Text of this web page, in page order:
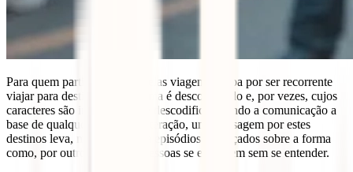
Para quem partilha o gosto pelas viagens, acaba por ser recorrente
viajar para destinos cujo idioma é desconhecido e, por vezes, cujos
caracteres são impossíveis de descodificar. Sendo a comunicação a
base de qualquer relação e interação, uma passagem por estes
destinos leva, muitas vezes, a episódios engraçados sobre a forma
como, por outros meios, as pessoas se entendem sem se entender.